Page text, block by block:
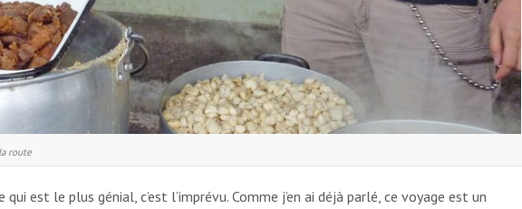
route
qui est le plus génial, c’est l’imprévu. Comme j’en ai déjà parlé, ce voyage est un